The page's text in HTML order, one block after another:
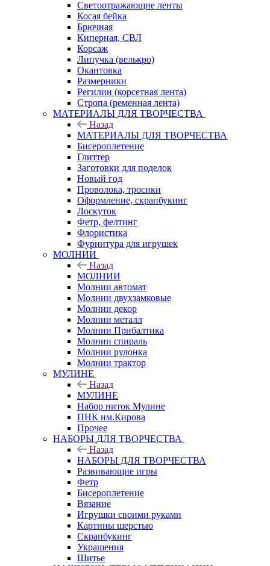
Светоотражающие ленты
Косая бейка
Брючная
Киперная, СВЛ
Корсаж
Липучка (велькро)
Окантовка
Размерники
Регилин (корсетная лента)
Стропа (ременная лента)
МАТЕРИАЛЫ ДЛЯ ТВОРЧЕСТВА
Назад
МАТЕРИАЛЫ ДЛЯ ТВОРЧЕСТВА
Бисероплетение
Глиттер
Заготовки для поделок
Новый год
Проволока, тросики
Оформление, скрапбукинг
Лоскуток
Фетр, фелтинг
Флористика
Фурнитура для игрушек
МОЛНИИ
Назад
МОЛНИИ
Молнии автомат
Молнии двухзамковые
Молнии декор
Молнии металл
Молнии Прибалтика
Молнии спираль
Молнии рулонка
Молнии трактор
МУЛИНЕ
Назад
МУЛИНЕ
Набор ниток Мулине
ПНК им.Кирова
Прочее
НАБОРЫ ДЛЯ ТВОРЧЕСТВА
Назад
НАБОРЫ ДЛЯ ТВОРЧЕСТВА
Развивающие игры
Фетр
Бисероплетение
Вязание
Игрушки своими руками
Картины шерстью
Скрапбукинг
Украшения
Шитье